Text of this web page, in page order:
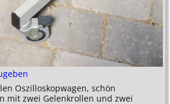
Oszilloskopwagen, schön
mit zwei Gelenkrollen und zwei